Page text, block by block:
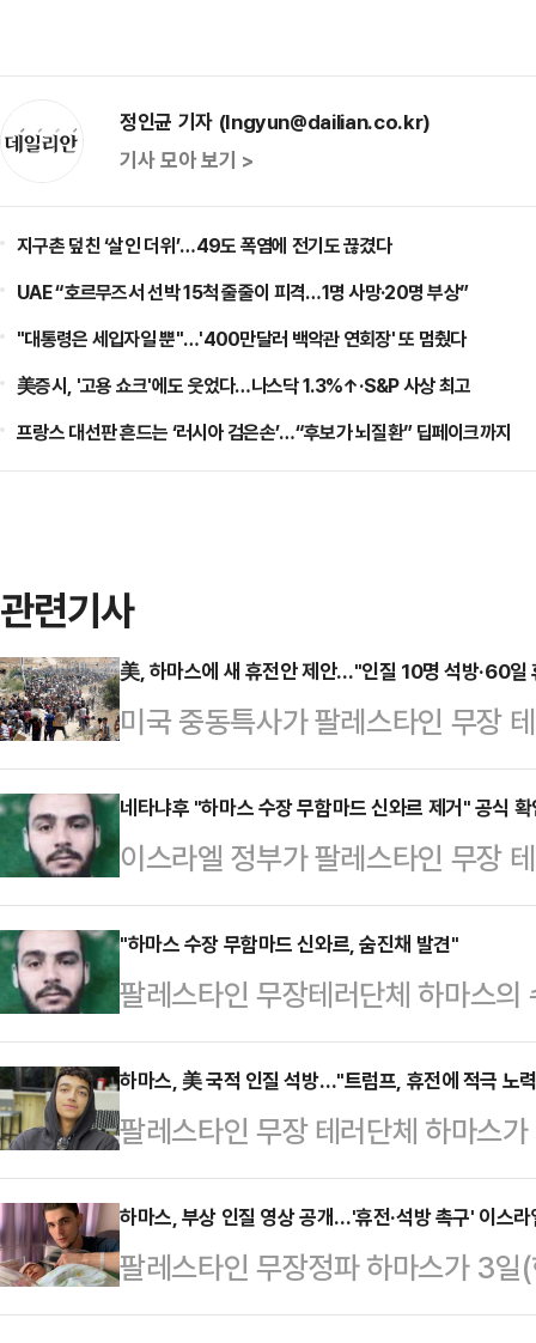
정인균 기자 (Ingyun@dailian.co.kr)
기사 모아 보기 >
지구촌 덮친 ‘살인 더위’…49도 폭염에 전기도 끊겼다
UAE “호르무즈서 선박 15척 줄줄이 피격…1명 사망·20명 부상”
"대통령은 세입자일 뿐"…'400만달러 백악관 연회장' 또 멈췄다
美증시, '고용 쇼크'에도 웃었다…나스닥 1.3%↑·S&P 사상 최고
프랑스 대선판 흔드는 ‘러시아 검은손’…“후보가 뇌질환” 딥페이크까지
관련기사
美, 하마스에 새 휴전안 제안…"인질 10명 석방·60일
미국 중동특사가 팔레스타인 무장
일 휴전을 제안했다.로이터통신에
지시간) 하마스에 생존 인질 10명
전 첫날, 나머지는 휴전 7일째에 석
10명 이외에도 인질 시신 18구를
네타냐후 총리는 이날 인질 가족들
안에 동의한 것으로 알려졌다.이에
루어지면 받아들이…
네타냐후 "하마스 수장 무함마드 신와르 제거" 공식
이스라엘 정부가 팔레스타인 무장
의 사망을 공식 확인했다.AP통신
는 28일(현지시간) 의회 연설을 통
신을 수습했다고 밝혔다. 이스라엘
성이 높다”는 입장을 밝힌 바 있지
마드는 2023년 10월 7일 이스라엘
수장인 야히야 신와르의 동생이다.
“가자 남부 최대 도…
"하마스 수장 무함마드 신와르, 숨진채 발견"
팔레스타인 무장테러단체 하마스
로 알려졌다.18일(현지시간) 이스
이스라엘군은 지난주 가자지구 남
다. 이 매체는 “표적 공습으로 무함
했고 이날 시신 더미가 발견됐다”
해 하마스 군사조직 라파여단의 사
다”고 보도했다.이스라엘군은 지
된 하마스 지휘 통제시설을 공습했…
하마스, 美 국적 인질 석방…"트럼프, 휴전에 적극 노
팔레스타인 무장 테러단체 하마스
의 인질 에단 알렉산더(21)를 석방
12일(현지시간) 오후 성명을 통해
을 확보했다”며 “그는 팔레스타인
하고 있다”고 전했다. 하마스 또한
하마스, 부상 인질 영상 공개…'휴전·석방 촉구' 이스라
팔레스타인 무장정파 하마스가 3
이스라엘 남성 인질 영상을 공개했